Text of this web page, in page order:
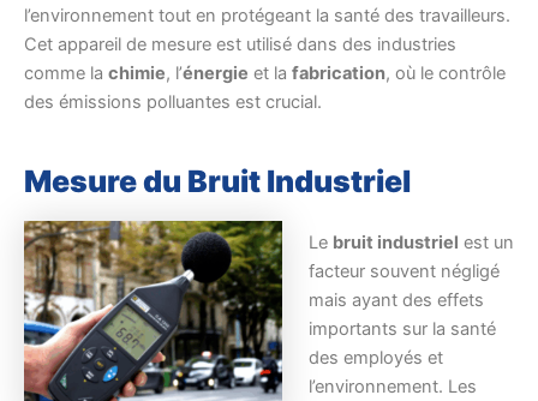
l’environnement tout en protégeant la santé des travailleurs.
Cet appareil de mesure est utilisé dans des industries
comme la chimie, l’énergie et la fabrication, où le contrôle
des émissions polluantes est crucial.
Mesure du Bruit Industriel
Le bruit industriel est un
facteur souvent négligé
mais ayant des effets
importants sur la santé
des employés et
l’environnement. Les